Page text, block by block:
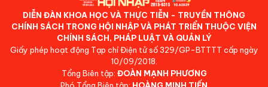
DIỄN ĐÀN KHOA HỌC VÀ THỰC TIỄN - TRUYỀN THÔNG
CHÍNH SÁCH TRONG HỘI NHẬP VÀ PHÁT TRIỂN THUỘC VIỆN
CHÍNH SÁCH, PHÁP LUẬT VÀ QUẢN LÝ
Giấy phép hoạt động Tạp chí Điện tử số 329/GP-BTTTT cấp ngày
10/09/2018.
Tổng Biên tập: ĐOÀN MẠNH PHƯƠNG
Phó Tổng Biên tập: HOÀNG MINH TIẾN